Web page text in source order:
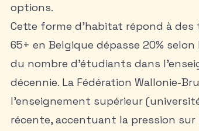
options.
Cette forme d’habitat répond à
65+ en Belgique dépasse 20%
du nombre d’étudiants dans
décennie. La Fédération Wallonie-
l’enseignement supérieur
récente, accentuant la pression